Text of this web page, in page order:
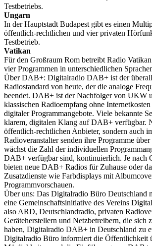
Testbetriebs.
Ungarn
In der Hauptstadt Budapest gibt es einen
öffentlich-rechtlichen und vier privaten
Testbetrieb.
Vatikan
Für den Großraum Rom betreibt Radio
vier Programmen in unterschiedlichen
Über DAB+: Digitalradio DAB+ ist der
Radiostandard von heute, der die analoge
beendet. DAB+ ist der Nachfolger von UKW
klassischen Radioempfang ohne
digitaler Programmangebote. Viele bekannte
klarem, digitalen Klang auf DAB+ verfügbar.
öffentlich-rechtlichen Anbieter, sondern auch
Radioveranstalter senden ihre Programme
wächst die Zahl der individuellen
DAB+ verfügbar sind, kontinuierlich. Je nach
bieten neue DAB+ Radios für Zuhause oder
Zusatzdienste wie Farbdisplays mit
Programmvorschauen.
Über uns: Das Digitalradio Büro Deutschland
eine Gemeinschaftsinitiative des Vereins
also ARD, Deutschlandradio, privaten
Geräteherstellern und Netzbetreibern, die sich
haben, Digitalradio DAB+ in Deutschland zu
Digitalradio Büro informiert die Öffentlichkeit